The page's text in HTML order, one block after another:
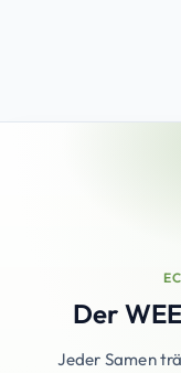
Der
Jeder Samen